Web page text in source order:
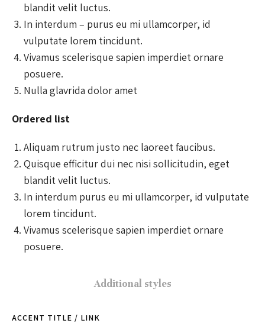
blandit velit luctus.
In interdum – purus eu mi ullamcorper, id
vulputate lorem tincidunt.
Vivamus scelerisque sapien imperdiet ornare
posuere.
Nulla glavrida dolor amet
Ordered list
Aliquam rutrum justo nec laoreet faucibus.
Quisque efficitur dui nec nisi sollicitudin, eget
blandit velit luctus.
In interdum purus eu mi ullamcorper, id vulputate
lorem tincidunt.
Vivamus scelerisque sapien imperdiet ornare
posuere.
Additional styles
ACCENT TITLE / LINK